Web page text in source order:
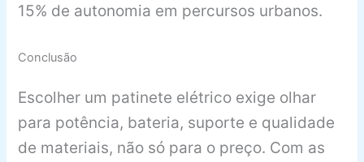
15% de autonomia em percursos urbanos.
Conclusão
Escolher um patinete elétrico exige olhar
para potência, bateria, suporte e qualidade
de materiais, não só para o preço. Com as